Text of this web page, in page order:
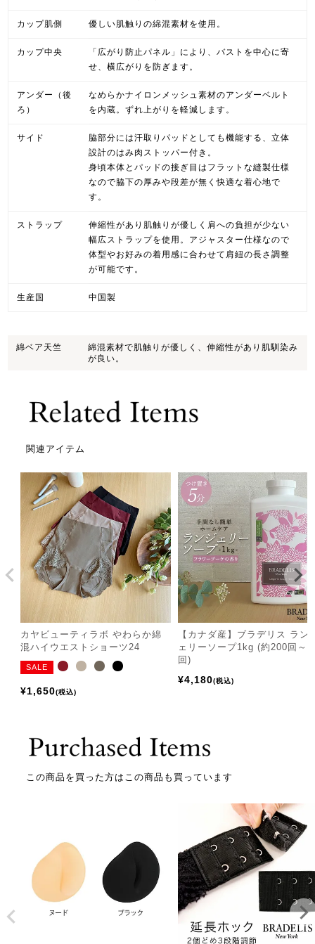
カップ肌側 優しい肌触りの綿混素材を使用。
カップ中央
「広がり防止パネル」により、バストを中心に寄
せ、横広がりを防ぎます。
アンダー（後
ろ）
なめらかナイロンメッシュ素材のアンダーベルト
を内蔵。ずれ上がりを軽減します。
サイド
脇部分には汗取りパッドとしても機能する、立体
設計のはみ肉ストッパー付き。
身頃本体とパッドの接ぎ目はフラットな縫製仕様
なので脇下の厚みや段差が無く快適な着心地で
す。
ストラップ
伸縮性があり肌触りが優しく肩への負担が少ない
幅広ストラップを使用。アジャスター仕様なので
体型やお好みの着用感に合わせて肩紐の長さ調整
が可能です。
生産国 中国製
綿ベア天竺
綿混素材で肌触りが優しく、伸縮性があり肌馴染み
が良い。
関連アイテム
カヤビューティラボ やわらか綿
混ハイウエストショーツ24
SALE
¥1,650 税込
【カナダ産】ブラデリス ラン
ェリーソープ1kg (約200回～
回)
¥4,180 税込
この商品を買った方はこの商品も買っています